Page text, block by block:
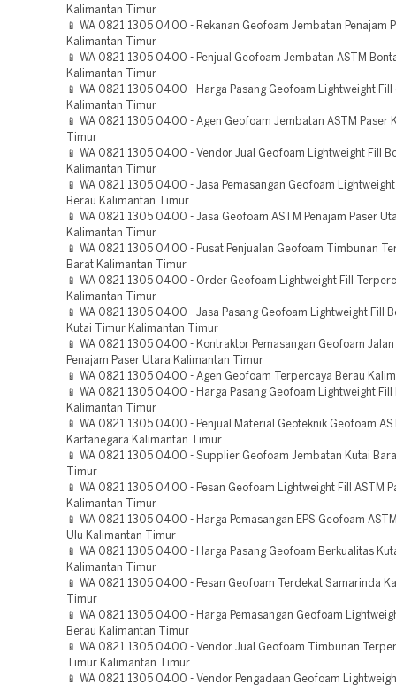
Kalimantan Timur
📱 WA 0821 1305 0400 - Rekanan Geofoam Jembatan Penajam
Kalimantan Timur
📱 WA 0821 1305 0400 - Penjual Geofoam Jembatan ASTM
Kalimantan Timur
📱 WA 0821 1305 0400 - Harga Pasang Geofoam Lightweight
Kalimantan Timur
📱 WA 0821 1305 0400 - Agen Geofoam Jembatan ASTM Paser
Timur
📱 WA 0821 1305 0400 - Vendor Jual Geofoam Lightweight Fill
Kalimantan Timur
📱 WA 0821 1305 0400 - Jasa Pemasangan Geofoam
Berau Kalimantan Timur
📱 WA 0821 1305 0400 - Jasa Geofoam ASTM Penajam Paser
Kalimantan Timur
📱 WA 0821 1305 0400 - Pusat Penjualan Geofoam Timbunan
Barat Kalimantan Timur
📱 WA 0821 1305 0400 - Order Geofoam Lightweight Fill
Kalimantan Timur
📱 WA 0821 1305 0400 - Jasa Pasang Geofoam Lightweight Fill
Kutai Timur Kalimantan Timur
📱 WA 0821 1305 0400 - Kontraktor Pemasangan Geofoam
Penajam Paser Utara Kalimantan Timur
📱 WA 0821 1305 0400 - Agen Geofoam Terpercaya Berau
📱 WA 0821 1305 0400 - Harga Pasang Geofoam Lightweight Fill
Kalimantan Timur
📱 WA 0821 1305 0400 - Penjual Material Geoteknik Geofoam
Kartanegara Kalimantan Timur
📱 WA 0821 1305 0400 - Supplier Geofoam Jembatan Kutai
Timur
📱 WA 0821 1305 0400 - Pesan Geofoam Lightweight Fill ASTM
Kalimantan Timur
📱 WA 0821 1305 0400 - Harga Pemasangan EPS Geofoam
Ulu Kalimantan Timur
📱 WA 0821 1305 0400 - Harga Pasang Geofoam Berkualitas
Kalimantan Timur
📱 WA 0821 1305 0400 - Pesan Geofoam Terdekat Samarinda
Timur
📱 WA 0821 1305 0400 - Harga Pemasangan Geofoam
Berau Kalimantan Timur
📱 WA 0821 1305 0400 - Vendor Jual Geofoam Timbunan
Timur Kalimantan Timur
📱 WA 0821 1305 0400 - Vendor Pengadaan Geofoam